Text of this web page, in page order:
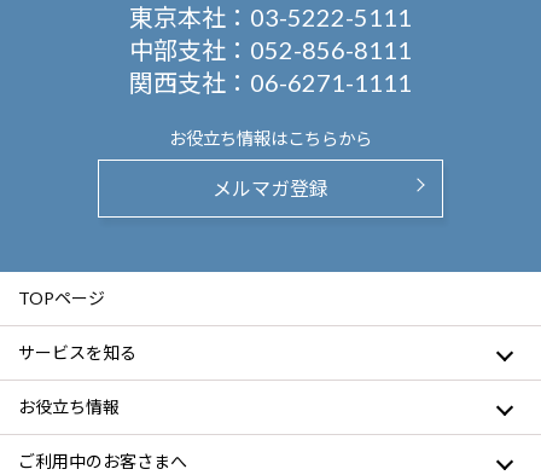
東京本社： 03-5222-5111
中部支社： 052-856-8111
関西支社： 06-6271-1111
お役立ち情報はこちらから
メルマガ登録
TOPページ
サービスを知る
お役立ち情報
ご利用中のお客さまへ